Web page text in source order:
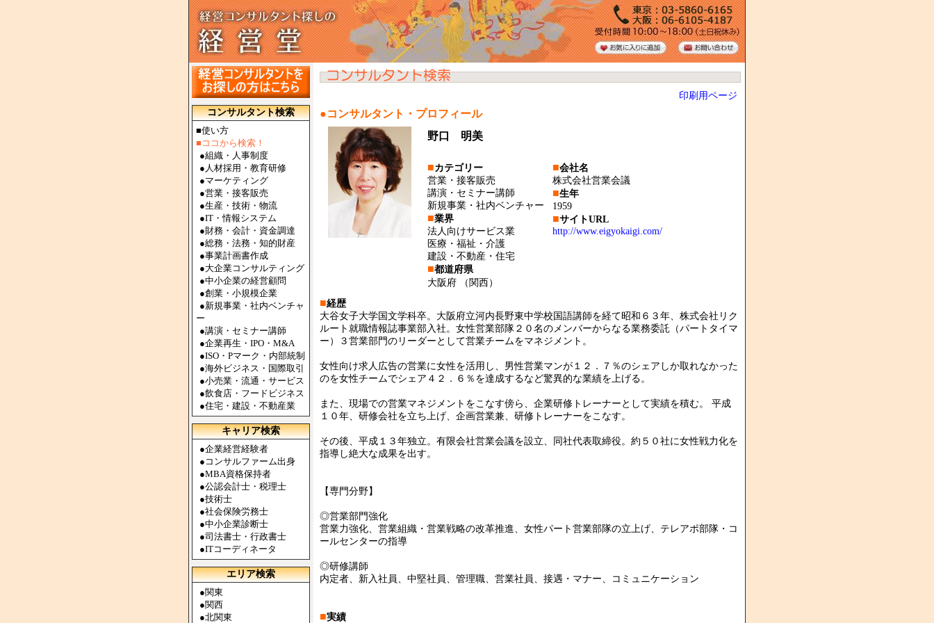
コンサルタント検索
■使い方
■ココから検索！
●組織・人事制度
● 人材採用・教育研修
●マーケティング
●営業・接客販売
●生産・技術・物流
●IT・情報システム
●財務・会計・資金調達
●総務・法務・知的財産
●事業計画書作成
●大企業コンサルティング
●中小企業の経営顧問
●創業・小規模企業
●新規事業・社内ベンチャ
ー
●講演・セミナー講師
●企業再生・IPO・M&A
●ISO・Pマーク・内部統制
●海外ビジネス・国際取引
●小売業・流通・サービス
●飲食店・フードビジネス
●住宅・建設・不動産業
キャリア検索
●企業経営経験者
● コンサルファーム出身
●MBA資格保持者
●公認会計士・税理士
●技術士
●社会保険労務士
●中小企業診断士
●司法書士・行政書士
●ITコーディネータ
エリア検索
●関東
●関西
●北関東
印刷用ページ
●コンサルタント・プロフィール
野口 明美
■カテゴリー
営業・接客販売
講演・セミナー講師
新規事業・社内ベンチャー
■業界
法人向けサービス業
医療・福祉・介護
建設・不動産・住宅
■都道府県
大阪府
（関西）
■会社名
株式会社営業会議
■生年
1959
■サイトURL
http://www.eigyokaigi.com/
■経歴
大谷女子大学国文学科卒。大阪府立河内長野東中学校国語講師を経て昭和６３年、株式会社リク
ルート就職情報誌事業部入社。女性営業部隊２０名のメンバーからなる業務委託（パートタイマ
ー）３営業部門のリーダーとして営業チームをマネジメント。
女性向け求人広告の営業に女性を活用し、男性営業マンが１２．７％のシェアしか取れなかった
のを女性チームでシェア４２．６％を達成するなど驚異的な業績を上げる。
また、現場での営業マネジメントをこなす傍ら、企業研修トレーナーとして実績を積む。 平成
１０年、研修会社を立ち上げ、企画営業兼、研修トレーナーをこなす。
その後、平成１３年独立。有限会社営業会議を設立、同社代表取締役。約５０社に女性戦力化を
指導し絶大な成果を出す。
【専門分野】
◎営業部門強化
営業力強化、営業組織・営業戦略の改革推進、女性パート営業部隊の立上げ、テレアポ部隊・コ
ールセンターの指導
◎研修講師
内定者、新入社員、中堅社員、管理職、営業社員、接遇・マナー、コミュニケーション
■実績